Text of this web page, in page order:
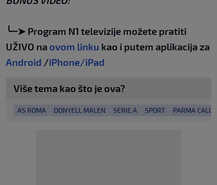
╰┈➤ Program N1 televizije možete pratiti
UŽIVO na ovom linku kao i putem aplikacija za
Android /iPhone/iPad
Više tema kao što je ova?
AS ROMA DONYELL MALEN SERIE A SPORT PARMA